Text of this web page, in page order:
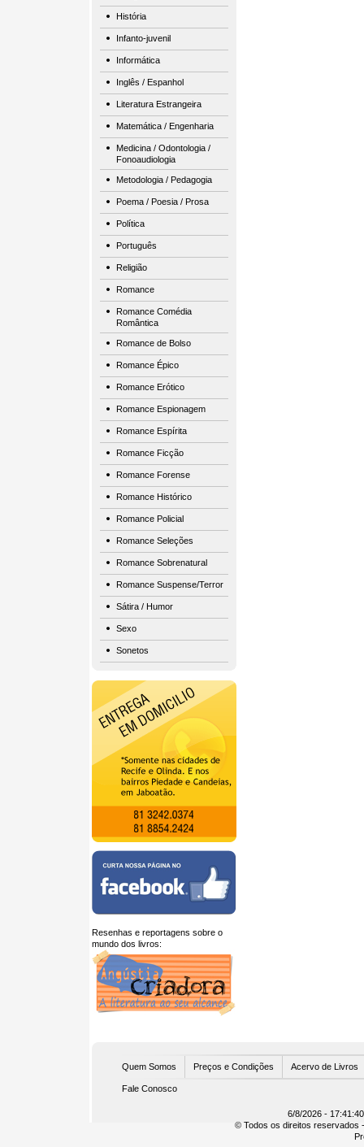
História
Infanto-juvenil
Informática
Inglês / Espanhol
Literatura Estrangeira
Matemática / Engenharia
Medicina / Odontologia /
Fonoaudiologia
Metodologia / Pedagogia
Poema / Poesia / Prosa
Política
Português
Religião
Romance
Romance Comédia
Romântica
Romance de Bolso
Romance Épico
Romance Erótico
Romance Espionagem
Romance Espírita
Romance Ficção
Romance Forense
Romance Histórico
Romance Policial
Romance Seleções
Romance Sobrenatural
Romance Suspense/Terror
Sátira / Humor
Sexo
Sonetos
Resenhas e reportagens sobre o
mundo dos livros:
Quem Somos Preços e Condições Acervo de Livros
Fale Conosco
6/8/2026 -
© Todos os direitos reservados